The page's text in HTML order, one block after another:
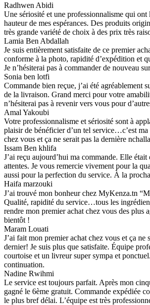
Radhwen Abidi
Une sériosité et une professionnalisme qui ont
hauteur de mes espérances. Des produits
très grande variété de choix à des prix très
Lamia Ben Abdallah
Je suis entièrement satisfaite de ce premier
conforme à la photo, rapidité d’expédition et
Je n’hésiterai pas à commander de nouveau
Sonia ben lotfi
Commande bien reçue, j’ai été agréablement
de la livraison. Grand merci pour votre
n’hésiterai pas à revenir vers vous pour
Amal Yakoubi
Votre professionnalisme et sériosité sont à
plaisir de bénéficier d’un tel service…c’est
chez vous et ça ne serait pas la dernière
Issam Ben khlifa
J’ai reçu aujourd’hui ma commande. Elle
attentes. Je vous remercie vivement pour la
aussi pour la perfection du service. À la
Haifa marzouki
J’ai trouvé mon bonheur chez MyKenza.tn
Qualité, rapidité du service…tous les
rendre mon premier achat chez vous des plus
bientôt !
Maram Louati
J’ai fait mon premier achat chez vous et ça ne
dernier! Je suis plus que satisfaite. Équipe
courtoise et un livreur super sympa et
continuation.
Nadine Rwihmi
Le service est toujours parfait. Après mon
gagné le 6ème gratuit. Commande expédiée
le plus bref délai. L’équipe est très